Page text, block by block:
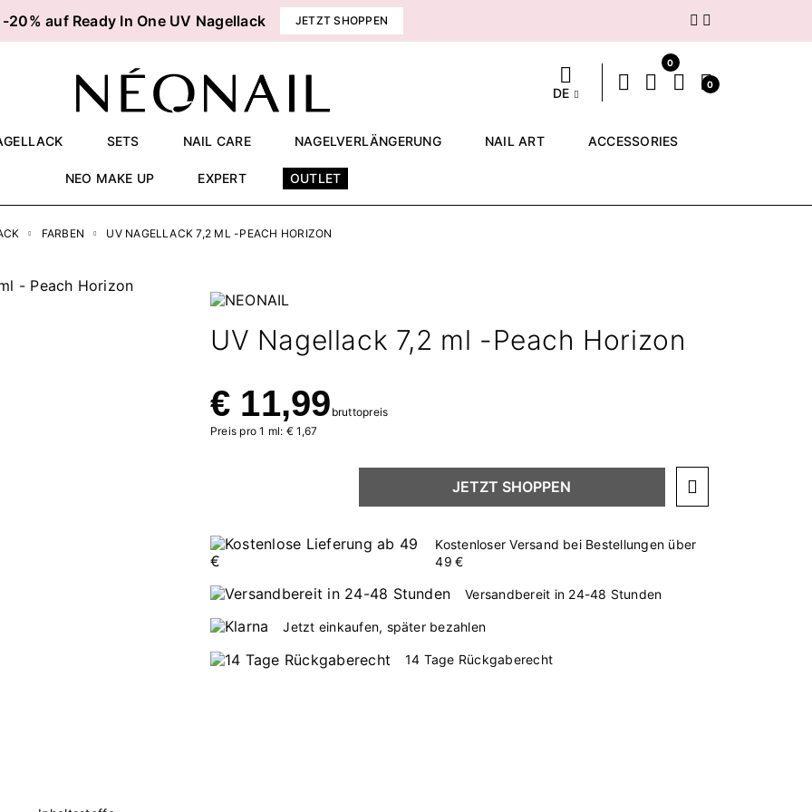
-20% auf Ready In One UV Nagellack JETZT SHOPPEN Weiter
DE
0
0
SETS NAIL CARE NAGELVERLÄNGERUNG NAIL ART ACCESSORIES
NEO MAKE UP EXPERT OUTLET
FARBEN UV NAGELLACK 7,2 ML -PEACH HORIZON
UV Nagellack 7,2 ml -Peach Horizon
€ 11,99 bruttopreis
Preis pro 1 ml: € 1,67
JETZT SHOPPEN
Kostenloser Versand bei Bestellungen über
49 €
Versandbereit in 24-48 Stunden
Jetzt einkaufen, später bezahlen
14 Tage Rückgaberecht